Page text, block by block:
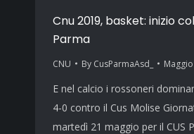
Cnu 2019, basket: inizio
Parma
CNU By CusParmaAsd_
E nel calcio i rossoneri
4-0 contro il Cus Molise
martedì 21 maggio per il CUS